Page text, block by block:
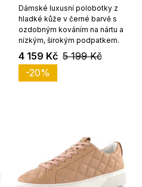
Dámské luxusní polobotky z
hladké kůže v černé barvě s
ozdobným kováním na nártu a
nízkým, širokým podpatkem.
4 159 Kč 5 199 Kč
-20%